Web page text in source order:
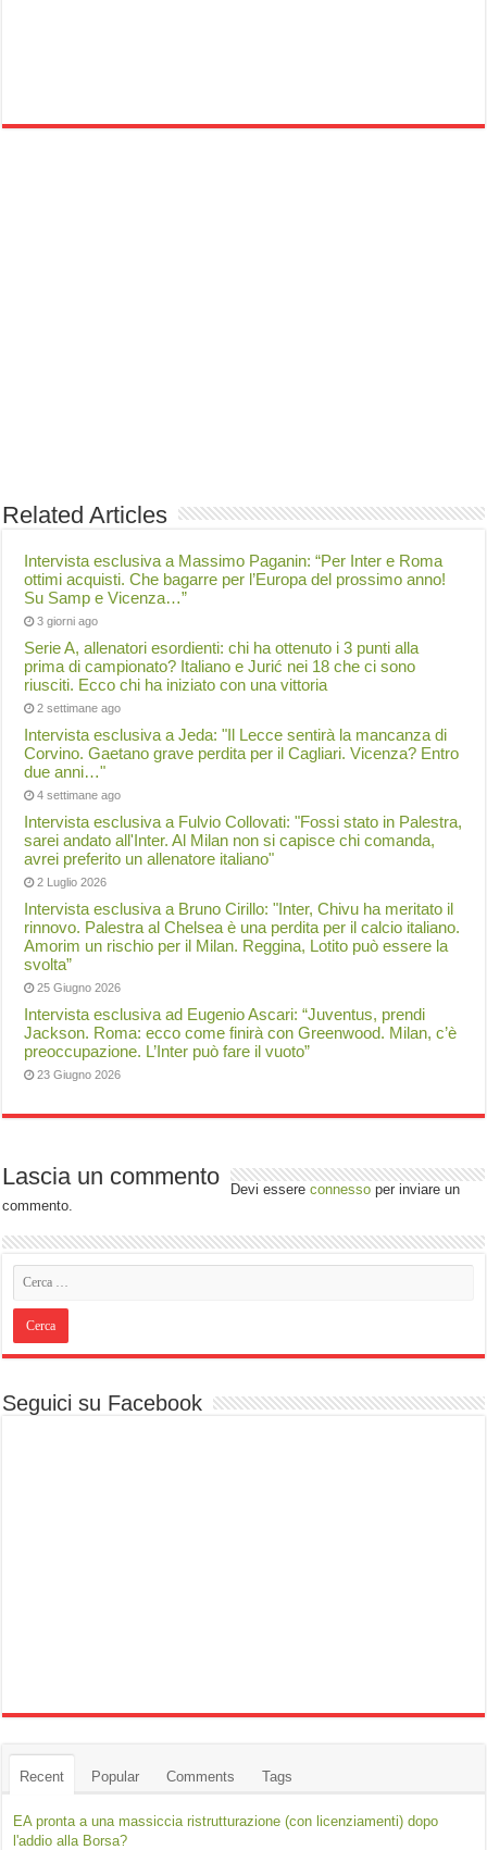
Related Articles
Intervista esclusiva a Massimo Paganin: “Per Inter e Roma
ottimi acquisti. Che bagarre per l’Europa del prossimo anno!
Su Samp e Vicenza…”
3 giorni ago
Serie A, allenatori esordienti: chi ha ottenuto i 3 punti alla
prima di campionato? Italiano e Jurić nei 18 che ci sono
riusciti. Ecco chi ha iniziato con una vittoria
2 settimane ago
Intervista esclusiva a Jeda: "Il Lecce sentirà la mancanza di
Corvino. Gaetano grave perdita per il Cagliari. Vicenza? Entro
due anni…"
4 settimane ago
Intervista esclusiva a Fulvio Collovati: "Fossi stato in Palestra,
sarei andato all'Inter. Al Milan non si capisce chi comanda,
avrei preferito un allenatore italiano"
2 Luglio 2026
Intervista esclusiva a Bruno Cirillo: "Inter, Chivu ha meritato il
rinnovo. Palestra al Chelsea è una perdita per il calcio italiano.
Amorim un rischio per il Milan. Reggina, Lotito può essere la
svolta”
25 Giugno 2026
Intervista esclusiva ad Eugenio Ascari: “Juventus, prendi
Jackson. Roma: ecco come finirà con Greenwood. Milan, c’è
preoccupazione. L’Inter può fare il vuoto”
23 Giugno 2026
Lascia un commento Devi essereconnesso per inviare un
commento.
Seguici su Facebook
Recent Popular Comments Tags
EA pronta a una massiccia ristrutturazione (con licenziamenti) dopo
l'addio alla Borsa?